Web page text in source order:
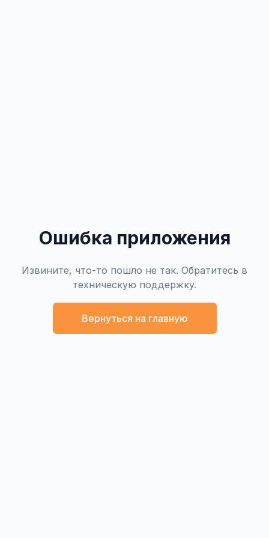
Ошибка приложения
Извините, что-то пошло не так. Обратитесь в
техническую поддержку.
Вернуться на главную